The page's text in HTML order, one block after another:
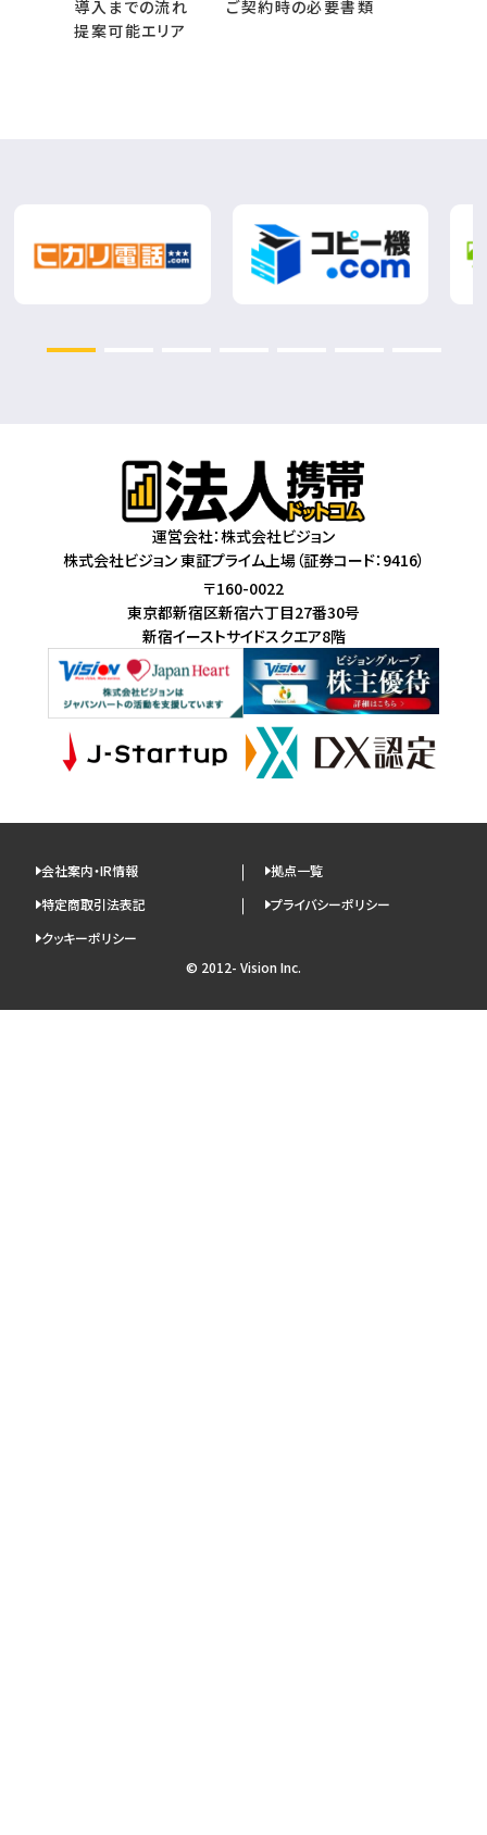
導入までの流れ
ご契約時の必要書類
提案可能エリア
運営会社：株式会社ビジョン
株式会社ビジョン 東証プライム上場（証券コード：9416）
〒160-0022
東京都新宿区新宿六丁目27番30号
新宿イーストサイドスクエア8階
会社案内・IR情報
拠点一覧
特定商取引法表記
プライバシーポリシー
クッキーポリシー
© 2012- Vision Inc.